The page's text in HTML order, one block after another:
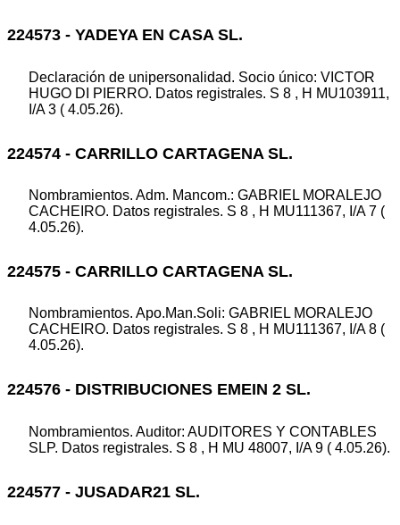
224573 - YADEYA EN CASA SL.
Declaración de unipersonalidad. Socio único: VICTOR
HUGO DI PIERRO. Datos registrales. S 8 , H MU103911,
I/A 3 ( 4.05.26).
224574 - CARRILLO CARTAGENA SL.
Nombramientos. Adm. Mancom.: GABRIEL MORALEJO
CACHEIRO. Datos registrales. S 8 , H MU111367, I/A 7 (
4.05.26).
224575 - CARRILLO CARTAGENA SL.
Nombramientos. Apo.Man.Soli: GABRIEL MORALEJO
CACHEIRO. Datos registrales. S 8 , H MU111367, I/A 8 (
4.05.26).
224576 - DISTRIBUCIONES EMEIN 2 SL.
Nombramientos. Auditor: AUDITORES Y CONTABLES
SLP. Datos registrales. S 8 , H MU 48007, I/A 9 ( 4.05.26).
224577 - JUSADAR21 SL.